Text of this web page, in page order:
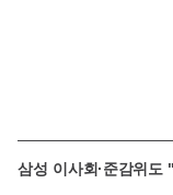
삼성 이사회·준감위